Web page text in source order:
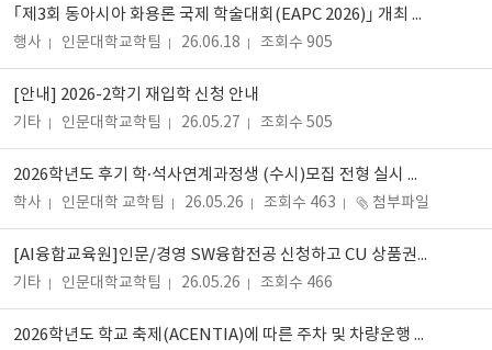
｢제3회 동아시아 화용론 국제 학술대회(EAPC 2026)｣ 개최 안내
행사 인문대학교학팀 26.06.18 조회수 905
[안내] 2026-2학기 재입학 신청 안내
기타 인문대학교학팀 26.05.27 조회수 505
2026학년도 후기 학·석사연계과정생 (수시)모집 전형 실시 안내
학사 인문대학 교학팀 26.05.26 조회수 463 첨부파일
[AI융합교육원]인문/경영 SW융합전공 신청하고 CU 상품권 받자
기타 인문대학교학팀 26.05.26 조회수 466
2026학년도 학교 축제(ACENTIA)에 따른 주차 및 차량운행 통제 구역 안내